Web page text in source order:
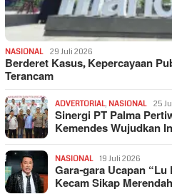
NASIONAL 29 Juli 2026
Berderet Kasus, Kepercayaan
Terancam
ADVERTORIAL, NASIONAL 25
Sinergi PT Palma
Kemendes Wujudkan
NASIONAL 19 Juli 2026
Gara-gara Ucapan “Lu
Kecam Sikap